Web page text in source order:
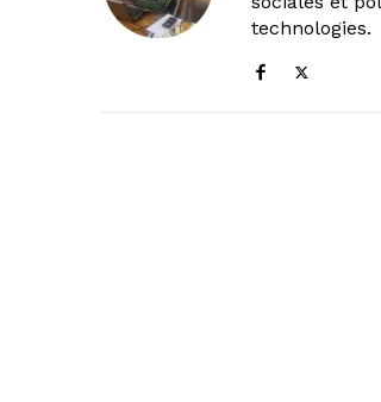
technologies.